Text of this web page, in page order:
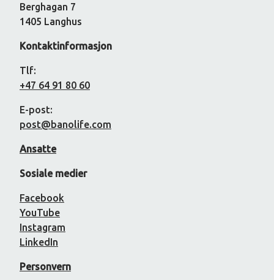
Berghagan 7
1405 Langhus
Kontaktinformasjon
Tlf:
+47 64 91 80 60
E-post:
post@banolife.com
Ansatte
Sosiale medier
Facebook
YouTube
Instagram
LinkedIn
Personvern